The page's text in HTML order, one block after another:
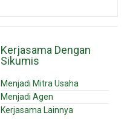
Kerjasama Dengan
Sikumis
Menjadi Mitra Usaha
Menjadi Agen
Kerjasama Lainnya